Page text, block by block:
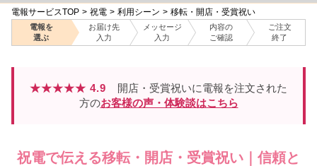
電報サービスTOP > 祝電 > 利用シーン > 移転・開店・受賞祝い
電報を
選ぶ
お届け先
入力
メッセージ
入力
内容の
ご確認
ご注文
終了
祝電で伝える移転・開店・受賞祝い｜信頼と
★★★★★ 4.9
開店・受賞祝いに電報を注文された
方のお客様の声・体験談はこちら